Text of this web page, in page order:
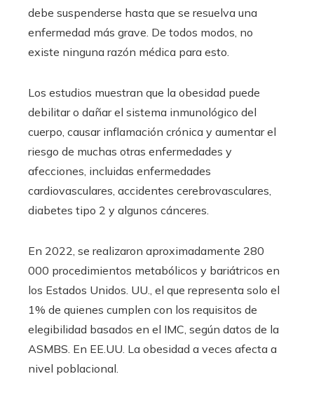
debe suspenderse hasta que se resuelva una
enfermedad más grave. De todos modos, no
existe ninguna razón médica para esto.
Los estudios muestran que la obesidad puede
debilitar o dañar el sistema inmunológico del
cuerpo, causar inflamación crónica y aumentar el
riesgo de muchas otras enfermedades y
afecciones, incluidas enfermedades
cardiovasculares, accidentes cerebrovasculares,
diabetes tipo 2 y algunos cánceres.
En 2022, se realizaron aproximadamente 280
000 procedimientos metabólicos y bariátricos en
los Estados Unidos. UU., el que representa solo el
1% de quienes cumplen con los requisitos de
elegibilidad basados ​​en el IMC, según datos de la
ASMBS. En EE.UU. La obesidad a veces afecta a
nivel poblacional.